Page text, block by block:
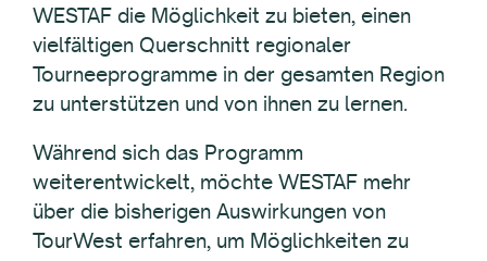
WESTAF die Möglichkeit zu bieten, einen
vielfältigen Querschnitt regionaler
Tourneeprogramme in der gesamten Region
zu unterstützen und von ihnen zu lernen.
Während sich das Programm
weiterentwickelt, möchte WESTAF mehr
über die bisherigen Auswirkungen von
TourWest erfahren, um Möglichkeiten zu